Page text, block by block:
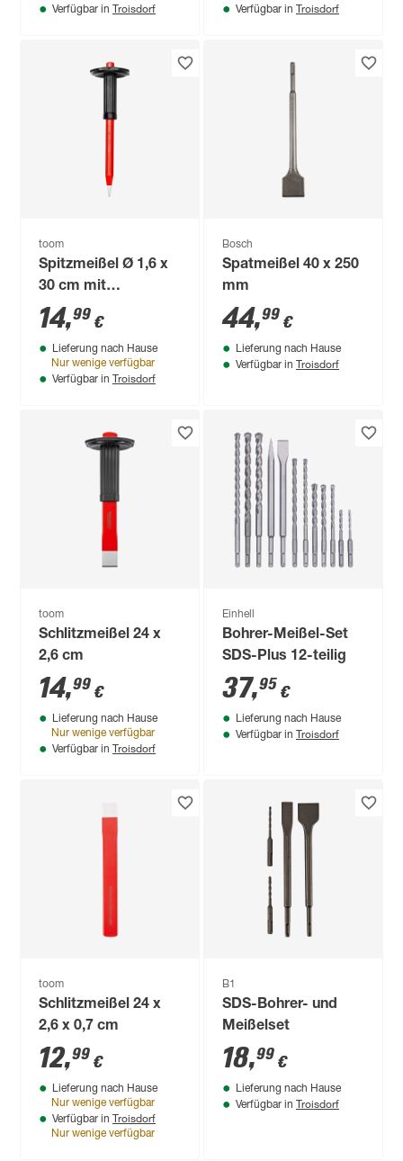
Verfügbar in Troisdorf
Verfügbar in Troisdorf
toom
Spitzmeißel Ø 1,6 x
30 cm mit
Handschutz
14,99 €
Lieferung nach Hause
Nur wenige verfügbar
Verfügbar in Troisdorf
Bosch
Spatmeißel 40 x 250
mm
44,99 €
Lieferung nach Hause
Verfügbar in Troisdorf
toom
Schlitzmeißel 24 x
2,6 cm
14,99 €
Lieferung nach Hause
Nur wenige verfügbar
Verfügbar in Troisdorf
Einhell
Bohrer-Meißel-Set
SDS-Plus 12-teilig
37,95 €
Lieferung nach Hause
Verfügbar in Troisdorf
toom
Schlitzmeißel 24 x
2,6 x 0,7 cm
12,99 €
Lieferung nach Hause
Nur wenige verfügbar
Verfügbar in Troisdorf
Nur wenige verfügbar
B1
SDS-Bohrer- und
Meißelset
18,99 €
Lieferung nach Hause
Verfügbar in Troisdorf